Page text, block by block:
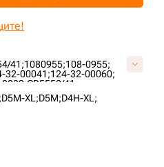
41;1080955;108-0955;
32-00041;124-32-00060;
8039;CR5552/41;
G01040L0Y00041;
D5M-XL;D5M;D4H-XL;